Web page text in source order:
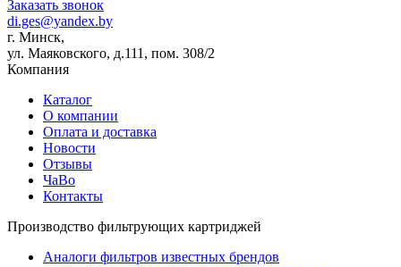
Заказать звонок
di.ges@yandex.by
г. Минск,
ул. Маяковского, д.111, пом. 308/2
Компания
Каталог
О компании
Оплата и доставка
Новости
Отзывы
ЧаВо
Контакты
Производство фильтрующих картриджей
Аналоги фильтров известных брендов